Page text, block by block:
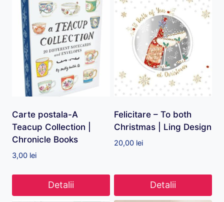
Carte postala-A
Teacup Collection |
Chronicle Books
3,00 lei
Detalii
Felicitare – To both
Christmas | Ling Design
20,00 lei
Detalii